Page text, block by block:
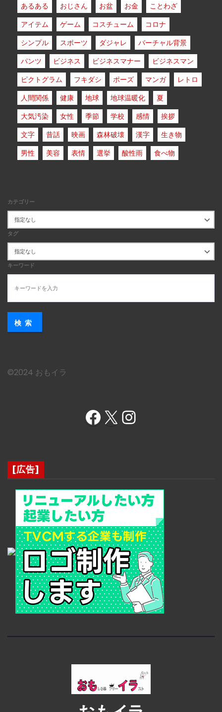
あるある おじさん お盆 お金
ことわざ
アイテム
ゲーム コスチューム
コロナ
シンプル
スポーツ ダジャレ
バーチャル背景
パンツ
ビジネス ビジネスマナー
ビジネスマン
ピクトグラム
フキダシ ポーズ マンガ
レトロ
人間関係
健康 地球 地球温暖化
夏
大気汚染
女性 季節 学校 感情
挨拶
文字
昔話 映画 森林破壊 漢字
生き物
男性
美容 表情 選挙 酸性雨 食べ物
カテゴリー
タグ
キーワード
検索
©︎2024 おもイラ
Facebook X Instagram
[広告]